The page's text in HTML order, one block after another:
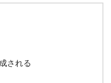
される